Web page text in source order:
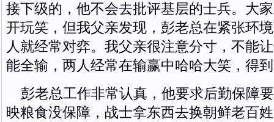
接下级的，他不会去批评基层的士兵。大
开玩笑，但我父亲发现，彭老总在紧张环
人就经常对弈。我父亲很注意分寸，不能
能全输，两人经常在输赢中哈哈大笑，得
彭老总工作非常认真，他要求后勤保障
映粮食没保障，战士拿东西去换朝鲜老百